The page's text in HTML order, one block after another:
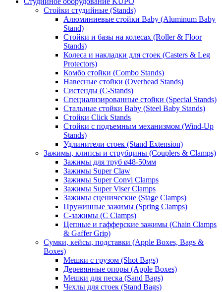
Стойки студийные (Stands)
Алюминиевые стойки Baby (Aluminum Baby
Stand)
Стойки и базы на колесах (Roller & Floor
Stands)
Колеса и накладки для стоек (Casters & Leg
Protectors)
Комбо стойки (Combo Stands)
Навесные стойки (Overhead Stands)
Систенды (C-Stands)
Специализированные стойки (Special Stands)
Стальные стойки Baby (Steel Baby Stands)
Стойки Click Stands
Стойки с подъемным механизмом (Wind-Up
Stands)
Удлинители стоек (Stand Extension)
Зажимы, клипсы и струбцины (Couplers & Clamps)
Зажимы для труб ø48-50мм
Зажимы Super Claw
Зажимы Super Convi Clamps
Зажимы Super Viser Clamps
Зажимы сценические (Stage Clamps)
Пружинные зажимы (Spring Clamps)
С-зажимы (C Clamps)
Цепные и гафферские зажимы (Chain Clamps
& Gaffer Grip)
Сумки, кейсы, подставки (Apple Boxes, Bags &
Boxes)
Мешки с грузом (Shot Bags)
Деревянные опоры (Apple Boxes)
Мешки для песка (Sand Bags)
Чехлы для стоек (Stand Bags)